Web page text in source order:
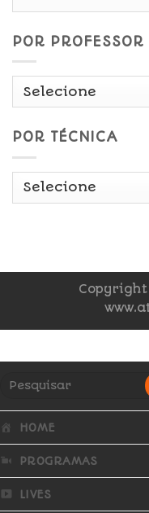
POR PROFESSOR
POR TÉCNICA
HOME
PROGRAMAS
LIVES